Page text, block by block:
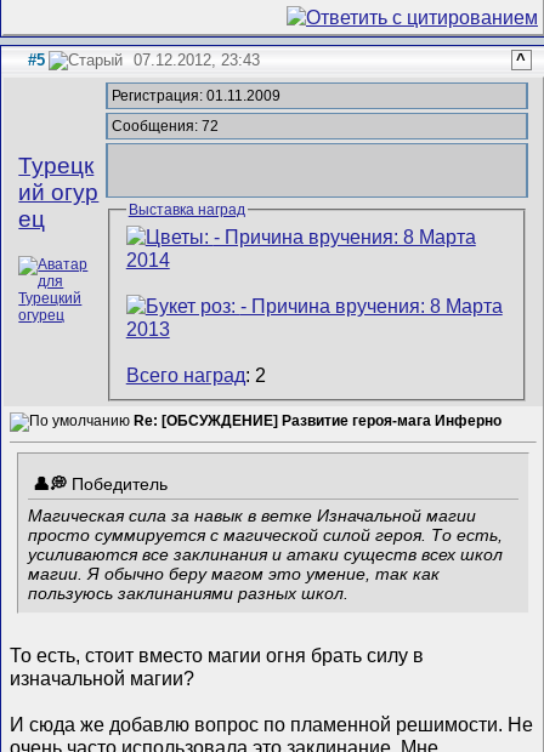
#5 07.12.2012, 23:43 ^
Турецк
ий огур
ец
Регистрация: 01.11.2009
Сообщения: 72
Выставка наград
Всего наград: 2
Re: [ОБСУЖДЕНИЕ] Развитие героя-мага Инферно
Победитель
Магическая сила за навык в ветке Изначальной магии
просто суммируется с магической силой героя. То есть,
усиливаются все заклинания и атаки существ всех школ
магии. Я обычно беру магом это умение, так как
пользуюсь заклинаниями разных школ.
То есть, стоит вместо магии огня брать силу в
изначальной магии?
И сюда же добавлю вопрос по пламенной решимости. Не
очень часто использовала это заклинание. Мне